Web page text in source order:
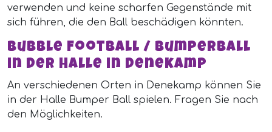
verwenden und keine scharfen Gegenstände mit
sich führen, die den Ball beschädigen könnten.
Bubble Football / Bumperball
in der Halle in Denekamp
An verschiedenen Orten in Denekamp können Sie
in der Halle Bumper Ball spielen. Fragen Sie nach
den Möglichkeiten.